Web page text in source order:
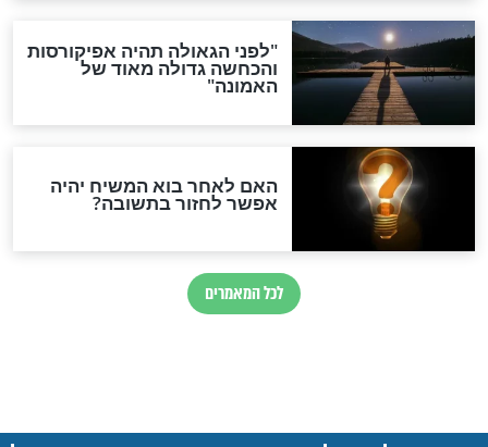
הותר לפרסום: לוחמי מילואים
נהרגו בדרום לבנון
ההסכם החשאי של טראמפ
סימני שאלה